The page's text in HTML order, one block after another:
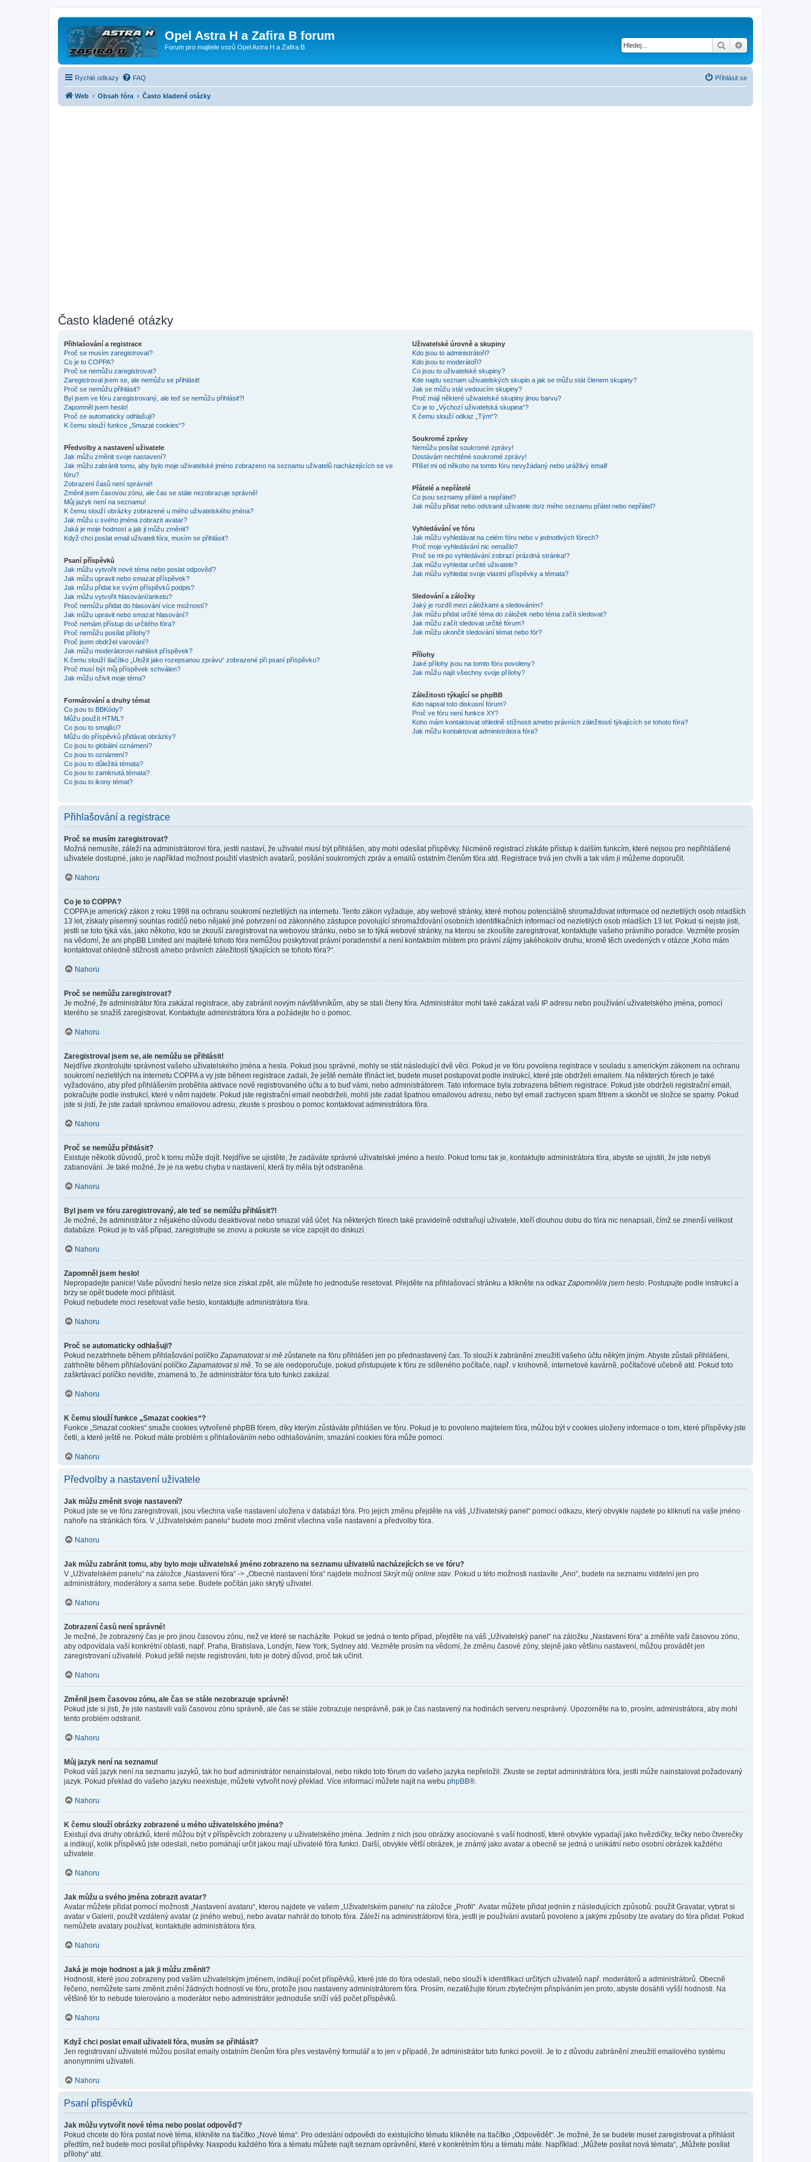
Opel Astra H a Zafira B forum
Forum pro majitele vozů Opel Astra H a Zafira B Hledat
Rychlé odkazy FAQ Přihlásit se
Web Obsah fóra Často kladené otázky
Často kladené otázky
Přihlašování a registrace
Proč se musím zaregistrovat?
Co je to COPPA?
Proč se nemůžu zaregistrovat?
Zaregistroval jsem se, ale nemůžu se přihlásit!
Proč se nemůžu přihlásit?
Byl jsem ve fóru zaregistrovaný, ale teď se nemůžu přihlásit?!
Zapomněl jsem heslo!
Proč se automaticky odhlašuji?
K čemu slouží funkce „Smazat cookies“?
Předvolby a nastavení uživatele
Jak můžu změnit svoje nastavení?
Jak můžu zabránit tomu, aby bylo moje uživatelské jméno zobrazeno na seznamu uživatelů nacházejících se ve
fóru?
Zobrazení časů není správné!
Změnil jsem časovou zónu, ale čas se stále nezobrazuje správně!
Můj jazyk není na seznamu!
K čemu slouží obrázky zobrazené u mého uživatelského jména?
Jak můžu u svého jména zobrazit avatar?
Jaká je moje hodnost a jak ji můžu změnit?
Když chci poslat email uživateli fóra, musím se přihlásit?
Psaní příspěvků
Jak můžu vytvořit nové téma nebo poslat odpověď?
Jak můžu upravit nebo smazat příspěvek?
Jak můžu přidat ke svým příspěvků podpis?
Jak můžu vytvořit hlasování/anketu?
Proč nemůžu přidat do hlasování více možností?
Jak můžu upravit nebo smazat hlasování?
Proč nemám přístup do určitého fóra?
Proč nemůžu posílat přílohy?
Proč jsem obdržel varování?
Jak můžu moderátorovi nahlásit příspěvek?
K čemu slouží tlačítko „Uložit jako rozepsanou zprávu“ zobrazené při psaní příspěvku?
Proč musí být můj příspěvek schválen?
Jak můžu oživit moje téma?
Formátování a druhy témat
Co jsou to BBKódy?
Můžu použít HTML?
Co jsou to smajlíci?
Můžu do příspěvků přidávat obrázky?
Co jsou to globální oznámení?
Co jsou to oznámení?
Co jsou to důležitá témata?
Co jsou to zamknutá témata?
Co jsou to ikony témat?
Uživatelské úrovně a skupiny
Kdo jsou to administrátoři?
Kdo jsou to moderátoři?
Co jsou to uživatelské skupiny?
Kde najdu seznam uživatelských skupin a jak se můžu stát členem skupiny?
Jak se můžu stát vedoucím skupiny?
Proč mají některé uživatelské skupiny jinou barvu?
Co je to „Výchozí uživatelská skupina“?
K čemu slouží odkaz „Tým“?
Soukromé zprávy
Nemůžu posílat soukromé zprávy!
Dostávám nechtěné soukromé zprávy!
Přišel mi od někoho na tomto fóru nevyžádaný nebo urážlivý email!
Přátelé a nepřátelé
Co jsou seznamy přátel a nepřátel?
Jak můžu přidat nebo odstranit uživatele do/z mého seznamu přátel nebo nepřátel?
Vyhledávání ve fóru
Jak můžu vyhledávat na celém fóru nebo v jednotlivých fórech?
Proč moje vyhledávání nic nenašlo?
Proč se mi po vyhledávání zobrazí prázdná stránka!?
Jak můžu vyhledat určité uživatele?
Jak můžu vyhledat svoje vlastní příspěvky a témata?
Sledování a záložky
Jaký je rozdíl mezi záložkami a sledováním?
Jak můžu přidat určité téma do záložek nebo téma začít sledovat?
Jak můžu začít sledovat určité fórum?
Jak můžu ukončit sledování témat nebo fór?
Přílohy
Jaké přílohy jsou na tomto fóru povoleny?
Jak můžu najít všechny svoje přílohy?
Záležitosti týkající se phpBB
Kdo napsal toto diskusní fórum?
Proč ve fóru není funkce XY?
Koho mám kontaktovat ohledně stížnosti a/nebo právních záležitostí týkajících se tohoto fóra?
Jak můžu kontaktovat administrátora fóra?
Přihlašování a registrace
Proč se musím zaregistrovat?
Možná nemusíte, záleží na administrátorovi fóra, jestli nastaví, že uživatel musí být přihlášen, aby mohl odesílat příspěvky. Nicméně registrací získáte přístup k dalším funkcím, které nejsou pro nepřihlášené
uživatele dostupné, jako je například možnost použití vlastních avatarů, posílání soukromých zpráv a emailů ostatním členům fóra atd. Registrace trvá jen chvíli a tak vám ji můžeme doporučit.
Nahoru
Co je to COPPA?
COPPA je americký zákon z roku 1998 na ochranu soukromí nezletilých na internetu. Tento zákon vyžaduje, aby webové stránky, které mohou potenciálně shromažďovat informace od nezletilých osob mladších
13 let, získaly písemný souhlas rodičů nebo nějaké jiné potvrzení od zákonného zástupce povolující shromažďování osobních identifikačních informací od nezletilých osob mladších 13 let. Pokud si nejste jisti,
jestli se toto týká vás, jako někoho, kdo se zkouší zaregistrovat na webovou stránku, nebo se to týká webové stránky, na kterou se zkoušíte zaregistrovat, kontaktujte vašeho právního poradce. Vezměte prosím
na vědomí, že ani phpBB Limited ani majitelé tohoto fóra nemůžou poskytovat právní poradenství a není kontaktním místem pro právní zájmy jakéhokoliv druhu, kromě těch uvedených v otázce „Koho mám
kontaktovat ohledně stížnosti a/nebo právních záležitostí týkajících se tohoto fóra?“.
Nahoru
Proč se nemůžu zaregistrovat?
Je možné, že administrátor fóra zakázal registrace, aby zabránil novým návštěvníkům, aby se stali členy fóra. Administrátor mohl také zakázat vaši IP adresu nebo používání uživatelského jména, pomocí
kterého se snažíš zaregistrovat. Kontaktujte administrátora fóra a požádejte ho o pomoc.
Nahoru
Zaregistroval jsem se, ale nemůžu se přihlásit!
Nejdříve zkontrolujte správnost vašeho uživatelského jména a hesla. Pokud jsou správné, mohly se stát následující dvě věci. Pokud je ve fóru povolena registrace v souladu s americkým zákonem na ochranu
soukromí nezletilých na internetu COPPA a vy jste během registrace zadali, že ještě nemáte třináct let, budete muset postupovat podle instrukcí, které jste obdrželi emailem. Na některých fórech je také
vyžadováno, aby před přihlášením proběhla aktivace nově registrovaného účtu a to buď vámi, nebo administrátorem. Tato informace byla zobrazena během registrace. Pokud jste obdrželi registrační email,
pokračujte podle instrukcí, které v něm najdete. Pokud jste registrační email neobdrželi, mohli jste zadat špatnou emailovou adresu, nebo byl email zachycen spam filtrem a skončil ve složce se spamy. Pokud
jste si jistí, že jste zadali správnou emailovou adresu, zkuste s prosbou o pomoc kontaktovat administrátora fóra.
Nahoru
Proč se nemůžu přihlásit?
Existuje několik důvodů, proč k tomu může dojít. Nejdříve se ujistěte, že zadáváte správné uživatelské jméno a heslo. Pokud tomu tak je, kontaktujte administrátora fóra, abyste se ujistili, že jste nebyli
zabanováni. Je také možné, že je na webu chyba v nastavení, která by měla být odstraněna.
Nahoru
Byl jsem ve fóru zaregistrovaný, ale teď se nemůžu přihlásit?!
Je možné, že administrátor z nějakého důvodu deaktivoval nebo smazal váš účet. Na některých fórech také pravidelně odstraňují uživatele, kteří dlouhou dobu do fóra nic nenapsali, čímž se zmenší velikost
databáze. Pokud je to váš případ, zaregistrujte se znovu a pokuste se více zapojit do diskuzí.
Nahoru
Zapomněl jsem heslo!
Nepropadejte panice! Vaše původní heslo nelze sice získat zpět, ale můžete ho jednoduše resetovat. Přejděte na přihlašovací stránku a klikněte na odkaz Zapomněl/a jsem heslo . Postupujte podle instrukcí a
brzy se opět budete moci přihlásit.
Pokud nebudete moci resetovat vaše heslo, kontaktujte administrátora fóra.
Nahoru
Proč se automaticky odhlašuji?
Pokud nezatrhnete během přihlašování políčko Zapamatovat si mě zůstanete na fóru přihlášen jen po přednastavený čas. To slouží k zabránění zneužití vašeho účtu někým jiným. Abyste zůstali přihlášeni,
zatrhněte během přihlašování políčko Zapamatovat si mě . To se ale nedoporučuje, pokud přistupujete k fóru ze sdíleného počítače, např. v knihovně, internetové kavárně, počítačové učebně atd. Pokud toto
zaškrtávací políčko nevidíte, znamená to, že administrátor fóra tuto funkci zakázal.
Nahoru
K čemu slouží funkce „Smazat cookies“?
Funkce „Smazat cookies“ smaže cookies vytvořené phpBB fórem, díky kterým zůstáváte přihlášen ve fóru. Pokud je to povoleno majitelem fóra, můžou být v cookies uloženy informace o tom, které příspěvky jste
četli, a které ještě ne. Pokud máte problém s přihlašováním nebo odhlašováním, smazání cookies fóra může pomoci.
Nahoru
Předvolby a nastavení uživatele
Jak můžu změnit svoje nastavení?
Pokud jste se ve fóru zaregistrovali, jsou všechna vaše nastavení uložena v databázi fóra. Pro jejich změnu přejděte na váš „Uživatelský panel“ pomocí odkazu, který obvykle najdete po kliknutí na vaše jméno
nahoře na stránkách fóra. V „Uživatelském panelu“ budete moci změnit všechna vaše nastavení a předvolby fóra.
Nahoru
Jak můžu zabránit tomu, aby bylo moje uživatelské jméno zobrazeno na seznamu uživatelů nacházejících se ve fóru?
V „Uživatelském panelu“ na záložce „Nastavení fóra“ -> „Obecné nastavení fóra“ najdete možnost Skrýt můj online stav. Pokud u této možnosti nastavíte „Ano“, budete na seznamu viditelní jen pro
administrátory, moderátory a sama sebe. Budete počítán jako skrytý uživatel.
Nahoru
Zobrazení časů není správné!
Je možné, že zobrazený čas je pro jinou časovou zónu, než ve které se nacházíte. Pokud se jedná o tento případ, přejděte na váš „Uživatelský panel“ na záložku „Nastavení fóra“ a změňte vaši časovou zónu,
aby odpovídala vaší konkrétní oblasti, např. Praha, Bratislava, Londýn, New York, Sydney atd. Vezměte prosím na vědomí, že změnu časové zóny, stejně jako většinu nastavení, můžou provádět jen
zaregistrovaní uživatelé. Pokud ještě nejste registrováni, toto je dobrý důvod, proč tak učinit.
Nahoru
Změnil jsem časovou zónu, ale čas se stále nezobrazuje správně!
Pokud jste si jisti, že jste nastavili vaši časovou zónu správně, ale čas se stále zobrazuje nesprávně, pak je čas nastavený na hodinách serveru nesprávný. Upozorněte na to, prosím, administrátora, aby mohl
tento problém odstranit.
Nahoru
Můj jazyk není na seznamu!
Pokud váš jazyk není na seznamu jazyků, tak ho buď administrátor nenainstaloval, nebo nikdo toto fórum do vašeho jazyka nepřeložil. Zkuste se zeptat administrátora fóra, jestli může nainstalovat požadovaný
jazyk. Pokud překlad do vašeho jazyku neexistuje, můžete vytvořit nový překlad. Více informací můžete najít na webu phpBB®.
Nahoru
K čemu slouží obrázky zobrazené u mého uživatelského jména?
Existují dva druhy obrázků, které můžou být v příspěvcích zobrazeny u uživatelského jména. Jedním z nich jsou obrázky asociované s vaší hodností, které obvykle vypadají jako hvězdičky, tečky nebo čtverečky
a indikují, kolik příspěvků jste odeslali, nebo pomáhají určit jakou mají uživatelé fóra funkci. Další, obvykle větší obrázek, je známý jako avatar a obecně se jedná o unikátní nebo osobní obrázek každého
uživatele.
Nahoru
Jak můžu u svého jména zobrazit avatar?
Avatar můžete přidat pomocí možnosti „Nastavení avataru“, kterou najdete ve vašem „Uživatelském panelu“ na záložce „Profil“. Avatar můžete přidat jedním z následujících způsobů: použít Gravatar, vybrat si
avatar v Galerii, použít vzdálený avatar (z jiného webu), nebo avatar nahrát do tohoto fóra. Záleží na administrátorovi fóra, jestli je používání avatarů povoleno a jakými způsoby lze avatary do fóra přidat. Pokud
nemůžete avatary používat, kontaktujte administrátora fóra.
Nahoru
Jaká je moje hodnost a jak ji můžu změnit?
Hodnosti, které jsou zobrazeny pod vaším uživatelským jménem, indikují počet příspěvků, které jste do fóra odeslali, nebo slouží k identifikaci určitých uživatelů např. moderátorů a administrátorů. Obecně
řečeno, nemůžete sami změnit znění žádných hodností ve fóru, protože jsou nastaveny administrátorem fóra. Prosím, nezatěžujte fórum zbytečným přispíváním jen proto, abyste dosáhli vyšší hodnosti. Na
většině fór to nebude tolerováno a moderátor nebo administrátor jednoduše sníží váš počet příspěvků.
Nahoru
Když chci poslat email uživateli fóra, musím se přihlásit?
Jen registrovaní uživatelé můžou posílat emaily ostatním členům fóra přes vestavěný formulář a to jen v případě, že administrátor tuto funkci povolil. Je to z důvodu zabránění zneužití emailového systému
anonymními uživateli.
Nahoru
Psaní příspěvků
Jak můžu vytvořit nové téma nebo poslat odpověď?
Pokud chcete do fóra poslat nové téma, klikněte na tlačítko „Nové téma“. Pro odeslání odpovědi do existujícího tématu klikněte na tlačítko „Odpovědět“. Je možné, že se budete muset zaregistrovat a přihlásit
předtím, než budete moci posílat příspěvky. Naspodu každého fóra a tématu můžete najít seznam oprávnění, které v konkrétním fóru a tématu máte. Například: „Můžete posílat nová témata“, „Můžete posílat
přílohy“ atd.